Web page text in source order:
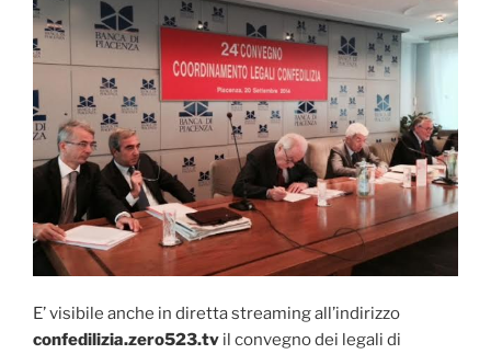
E’ visibile anche in diretta streaming all’indirizzo
confedilizia.zero523.tv il convegno dei legali di